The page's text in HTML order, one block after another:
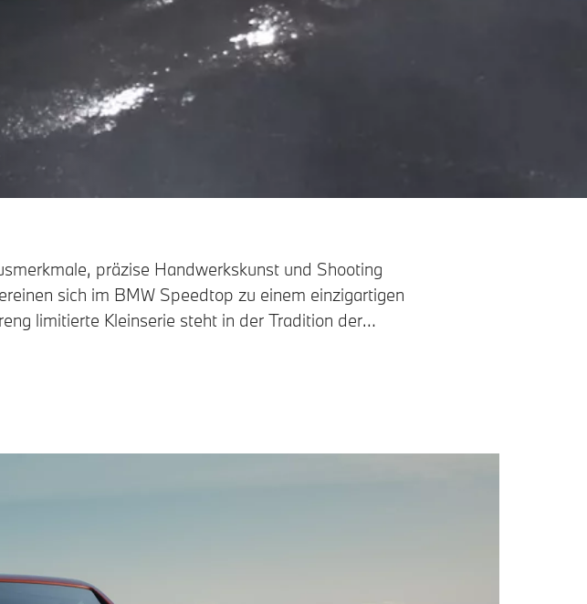
präzise Handwerkskunst und Shooting
sich im BMW Speedtop zu einem einzigartigen
limitierte Kleinserie steht in der Tradition der
Touring-Historie und präsentiert sich als